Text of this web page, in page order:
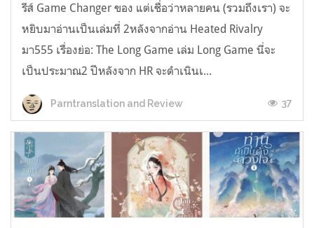
รีส์ Game Changer ของ แต่เชื่อว่าหลายคน (รวมถึงเรา) จะ
หยิบมาอ่านเป็นเล่มที่ 2หลังจากอ่าน Heated Rivalry
มา555 เรื่องย่อ: The Long Game เล่ม Long Game นี่จะ
เป็นประมาณ2 ปีหลังจาก HR จะดำเนินเ...
Parntranslation and Review 37